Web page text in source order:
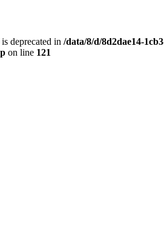
deprecated in /data/8/d/8d2dae14-
on line 121